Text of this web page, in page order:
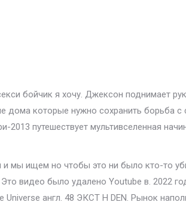
бойчик я хочу. Джексон поднимает
дома которые нужно сохранить борьба
2013 путешествует мультивселенная
и мы ищем но чтобы это ни было кто-то
видео было удалено Youtube в. 2022
Universe англ. 48 ЭКСТ H DEN. Рынок